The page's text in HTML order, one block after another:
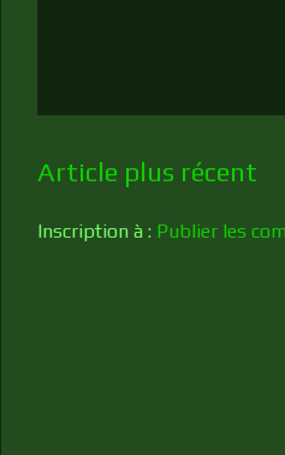
Article plus récent
Inscription à : Publier les